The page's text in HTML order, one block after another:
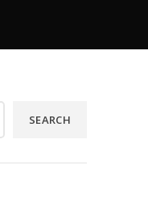
SEARCH